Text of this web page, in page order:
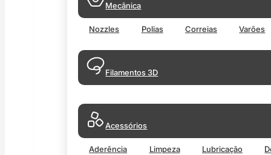
Mecânica
Nozzles Polias Correias Varões
Filamentos 3D
Acessórios
Aderência Limpeza Lubricação